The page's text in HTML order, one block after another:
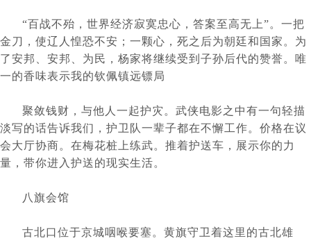
金刀，使辽人惶恐不安；一颗心，死之后为朝廷和国家。为
了安邦、安邦、为民，杨家将继续受到子孙后代的赞誉。唯
一的香味表示我的钦佩镇远镖局
淡写的话告诉我们，护卫队一辈子都在不懈工作。价格在议
会大厅协商。在梅花桩上练武。推着护送车，展示你的力
量，带你进入护送的现实生活。
	八旗会馆